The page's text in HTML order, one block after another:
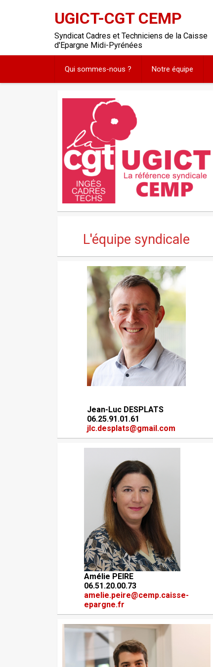
UGICT-CGT CEMP
Syndicat Cadres et Techniciens de la Caisse
d'Epargne Midi-Pyrénées
Qui sommes-nous ? Notre équipe
L'équipe syndicale
Jean-Luc DESPLATS
06.25.91.01.61
jlc.desplats@gmail.com
Amélie PEIRE
06.51.20.00.73
amelie.peire@cemp.caisse-
epargne.fr